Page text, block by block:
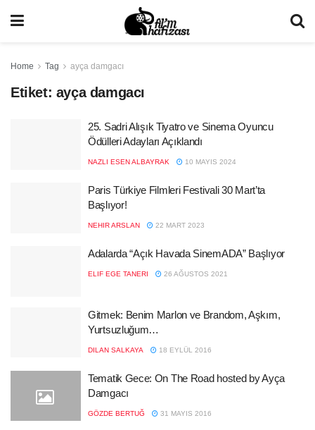
Home Tag ayça damgacı
Etiket: ayça damgacı
25. Sadri Alışık Tiyatro ve Sinema Oyuncu
Ödülleri Adayları Açıklandı
NAZLI ESEN ALBAYRAK 10 MAYIS 2024
Paris Türkiye Filmleri Festivali 30 Mart’ta
Başlıyor!
NEHIR ARSLAN 22 MART 2023
Adalarda “Açık Havada SinemADA” Başlıyor
ELIF EGE TANERI 26 AĞUSTOS 2021
Gitmek: Benim Marlon ve Brandom, Aşkım,
Yurtsuzluğum…
DILAN SALKAYA 18 EYLÜL 2016
Tematik Gece: On The Road hosted by Ayça
Damgacı
GÖZDE BERTUĞ 31 MAYIS 2016